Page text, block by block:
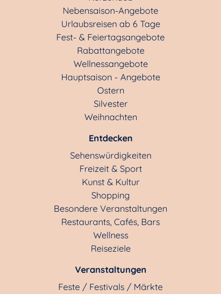
Nebensaison-Angebote
Urlaubsreisen ab 6 Tage
Fest- & Feiertagsangebote
Rabattangebote
Wellnessangebote
Hauptsaison - Angebote
Ostern
Silvester
Weihnachten
Entdecken
Sehenswürdigkeiten
Freizeit & Sport
Kunst & Kultur
Shopping
Besondere Veranstaltungen
Restaurants, Cafés, Bars
Wellness
Reiseziele
Veranstaltungen
Feste / Festivals / Märkte